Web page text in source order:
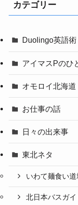
カテゴリー
Duolingo英語術
アイマスPのひ
オモロイ北海道
お仕事の話
日々の出来事
東北ネタ
いわて麺食い道
北日本バスガイ